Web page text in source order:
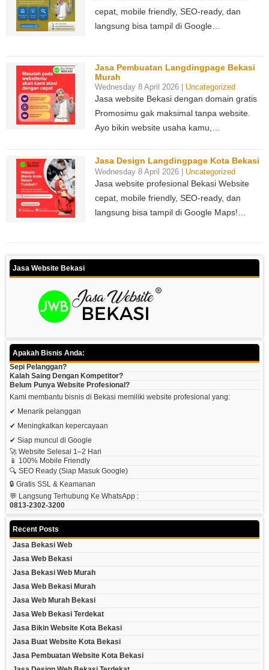
cepat, mobile friendly, SEO-ready, dan
langsung bisa tampil di Google…
Jasa Pembuatan Langdingpage Bekasi
Murah
Wednesday 8 April 2026 | Uncategorized
Jasa website Bekasi dengan domain gratis
Promosimu gak maksimal tanpa website.
Ayo bikin website usaha kamu,…
Jasa Design Langdingpage Kota Bekasi
Wednesday 8 April 2026 | Uncategorized
Jasa website profesional Bekasi Website
cepat, mobile friendly, SEO-ready, dan
langsung bisa tampil di Google Maps!…
Jasa Website Bekasi
Apakah Bisnis Anda:
Sepi Pelanggan?
Kalah Saing Dengan Kompetitor?
Belum Punya Website Profesional?
Kami membantu bisnis di Bekasi memiliki website profesional yang:
✔ Menarik pelanggan
✔ Meningkatkan kepercayaan
✔ Siap muncul di Google
🚀 Website Selesai 1–2 Hari
📱 100% Mobile Friendly
🔍 SEO Ready (siap Masuk Google)
🔒 Gratis SSL & Keamanan
💬 Langsung Terhubung Ke WhatsApp :
0813-2302-3200
Recent Posts
Jasa Bekasi Web
Jasa Web Bekasi
Jasa Bekasi Web Murah
Jasa Web Bekasi Murah
Jasa Web Murah Bekasi
Jasa Web Bekasi Terdekat
Jasa Bikin Website Kota Bekasi
Jasa Buat Website Kota Bekasi
Jasa Pembuatan Website Kota Bekasi